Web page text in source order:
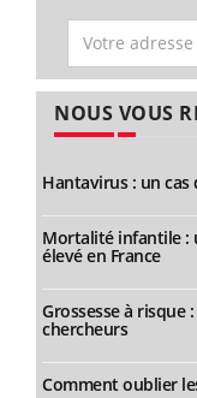
NOUS VOUS
Hantavirus : un
Mortalité infantile :
élevé en France
Grossesse à
chercheurs
Comment oublier